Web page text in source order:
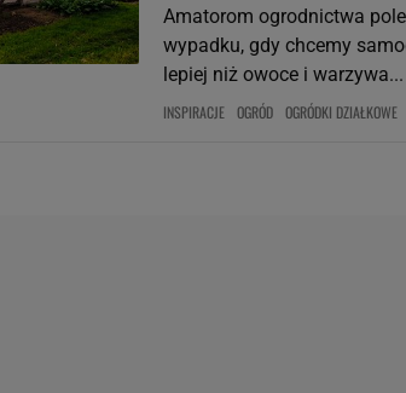
Amatorom ogrodnictwa
wypadku, gdy chcemy
lepiej niż owoce i warzywa...
INSPIRACJE OGRÓD OGRÓDKI DZIAŁKOWE